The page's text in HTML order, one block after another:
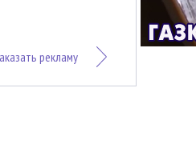
рекламу